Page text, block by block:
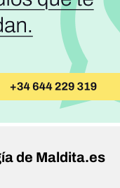
de Maldita.es